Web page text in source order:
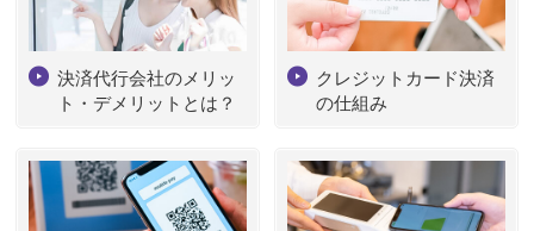
決済代行会社のメリッ
ト・デメリットとは？
クレジットカード決済
の仕組み